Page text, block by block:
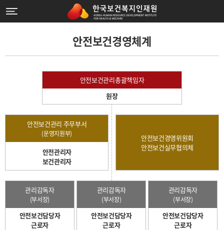
안전보건경영체계
안전보건관리총괄책임자
원장
안전보건관리 주무부서
(운영지원부)
안전관리자
보건관리자
안전보건경영위원회
안전보건실무협의체
관리감독자
(부서장)
안전보건담당자
근로자
관리감독자
(부서장)
안전보건담당자
근로자
관리감독자
(부서장)
안전보건담당자
근로자